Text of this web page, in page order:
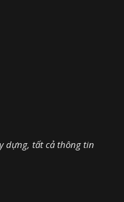
dựng, tất cả thông tin